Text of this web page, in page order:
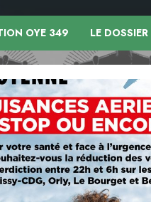
OYE 349 LE